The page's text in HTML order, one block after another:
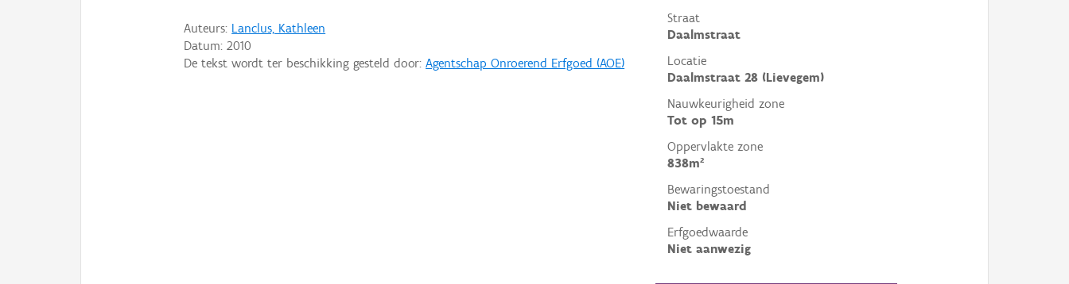
Straat
Daalmstraat
Locatie
Daalmstraat 28 (Lievegem)
Nauwkeurigheid zone
Tot op 15m
Oppervlakte zone
838m²
Bewaringstoestand
Niet bewaard
Erfgoedwaarde
Niet aanwezig
Auteurs: Lanclus, Kathleen
Datum:2010
De tekst wordt ter beschikking gesteld door:Agentschap Onroerend Erfgoed (AOE)